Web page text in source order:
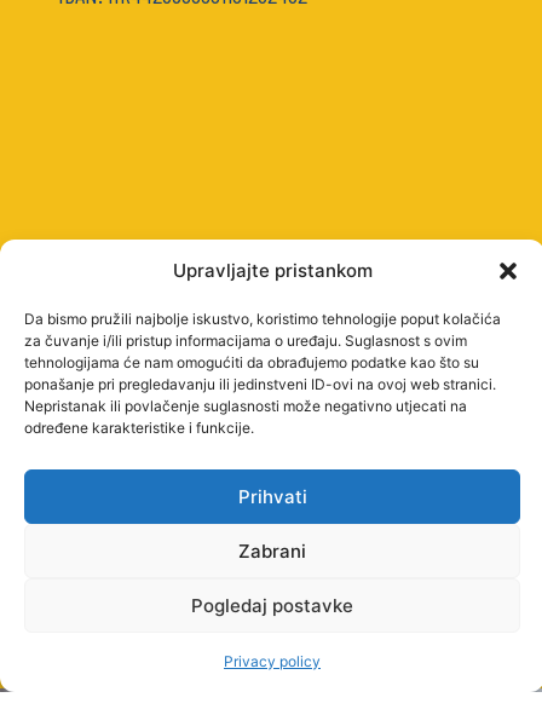
Upravljajte pristankom
Da bismo pružili najbolje iskustvo, koristimo tehnologije poput kolačića
za čuvanje i/ili pristup informacijama o uređaju. Suglasnost s ovim
tehnologijama će nam omogućiti da obrađujemo podatke kao što su
ponašanje pri pregledavanju ili jedinstveni ID-ovi na ovoj web stranici.
Nepristanak ili povlačenje suglasnosti može negativno utjecati na
određene karakteristike i funkcije.
Prihvati
Zabrani
Pogledaj postavke
Privacy policy